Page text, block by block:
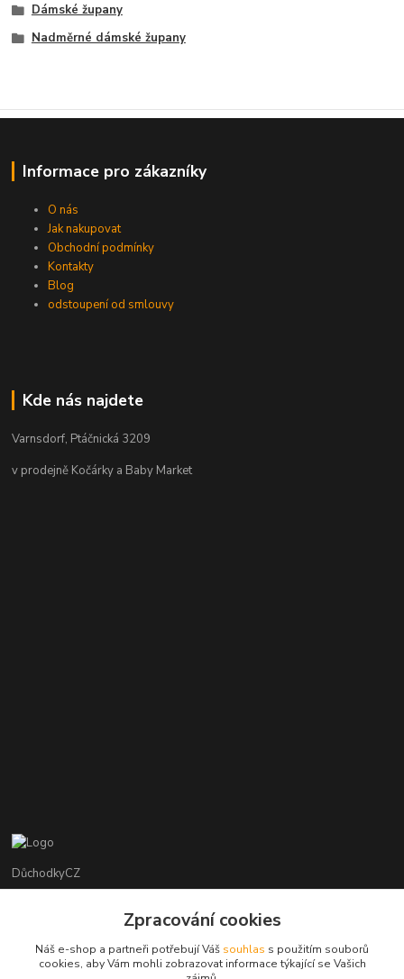
Dámské župany
Nadměrné dámské župany
Informace pro zákazníky
O nás
Jak nakupovat
Obchodní podmínky
Kontakty
Blog
odstoupení od smlouvy
Kde nás najdete
Varnsdorf, Ptáčnická 3209
v prodejně Kočárky a Baby Market
DůchodkyCZ
+420 412384749
objednavky@duchodky.cz
Zpracování cookies
Náš e-shop a partneři potřebují Váš souhlas s použitím souborů
cookies, aby Vám mohli zobrazovat informace týkající se Vašich